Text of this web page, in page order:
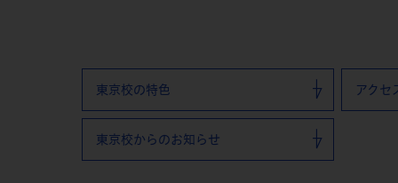
東京校の特色 アクセ
東京校からのお知らせ